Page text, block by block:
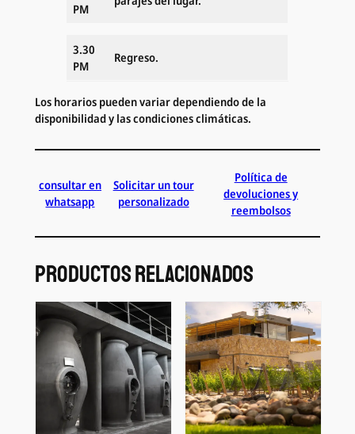
PM
3.30
PM
Regreso.
Los horarios pueden variar dependiendo de la
disponibilidad y las condiciones climáticas.
consultar en
whatsapp
Solicitar un tour
personalizado
Política de
devoluciones y
reembolsos
Productos relacionados